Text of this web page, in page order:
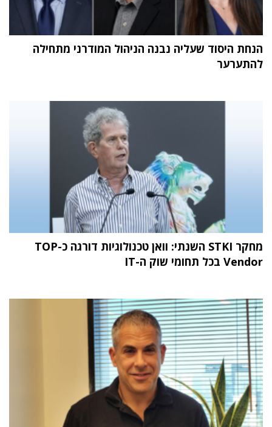
הנחת היסוד שעליה נבנה הניהול המודרני מתחילה
להתערער
מחקר STKI השנתי: וואן טכנולוגיות דורגה כ-TOP
Vendor בכל תחומי שוק ה-IT